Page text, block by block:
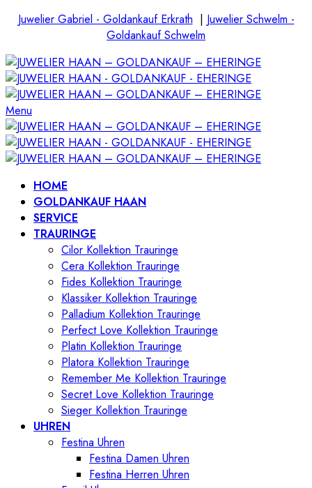
Juwelier Gabriel - Goldankauf Erkrath | Juwelier Schwelm -
Goldankauf Schwelm
Menu
HOME
GOLDANKAUF HAAN
SERVICE
TRAURINGE
Cilor Kollektion Trauringe
Cera Kollektion Trauringe
Fides Kollektion Trauringe
Klassiker Kollektion Trauringe
Palladium Kollektion Trauringe
Perfect Love Kollektion Trauringe
Platin Kollektion Trauringe
Platora Kollektion Trauringe
Remember Me Kollektion Trauringe
Secret Love Kollektion Trauringe
Sieger Kollektion Trauringe
UHREN
Festina Uhren
Festina Damen Uhren
Festina Herren Uhren